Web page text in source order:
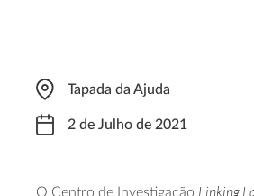
Tapada da Ajuda
2 de Julho de 2021
O Centro de Investigação Linking